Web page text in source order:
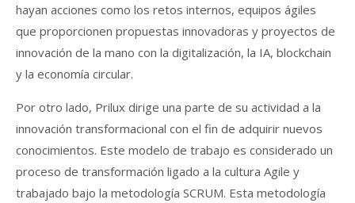
hayan acciones como los retos internos, equipos ágiles
que proporcionen propuestas innovadoras y proyectos de
innovación de la mano con la digitalización, la IA, blockchain
y la economía circular.
Por otro lado, Prilux dirige una parte de su actividad a la
innovación transformacional con el fin de adquirir nuevos
conocimientos. Este modelo de trabajo es considerado un
proceso de transformación ligado a la cultura Agile y
trabajado bajo la metodología SCRUM. Esta metodología